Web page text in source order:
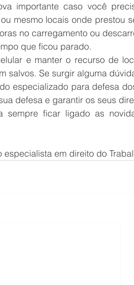
importante caso você
mesmo locais onde prestou
no carregamento ou
que ficou parado.
e manter o recurso de
salvos. Se surgir alguma
especializado para defesa
defesa e garantir os seus
sempre ficar ligado as
especialista em direito do